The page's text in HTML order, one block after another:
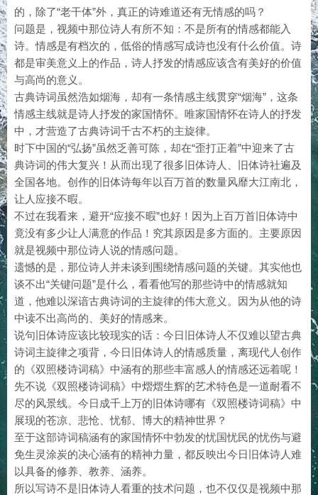
的，除了“老干体”外，真正的诗难道还有无情感的吗？
问题是，视频中那位诗人有所不知：不是所有的情感都能入
诗。情感是有档次的，低俗的情感写成诗也没有什么价值。诗
都是审美意义上的作品，诗人抒发的情感应该含有美好的价值
与高尚的意义。
古典诗词虽然浩如烟海，却有一条情感主线贯穿“烟海”，这条
情感主线就是诗人抒发的家国情怀。唯家国情怀在诗人的抒发
中，才营造了古典诗词千古不朽的主旋律。
时下中国的“弘扬”虽然乏善可陈，却在“歪打正着”中迎来了古
典诗词的伟大复兴！从而出现了很多旧体诗人、旧体诗社遍及
全国各地。创作的旧体诗每年以百万首的数量风靡大江南北，
让人应接不暇。
不过在我看来，避开“应接不暇”也好！因为上百万首旧体诗中
竟没有多少让人满意的作品！究其原因是多方面的。主要原因
就是视频中那位诗人说的情感问题。
遗憾的是，那位诗人并未谈到围绕情感问题的关键。其实他也
谈不出“关键问题”是什么，看看他写的那些诗中的情感就知
道，他难以深谙古典诗词的主旋律的伟大意义。因为从他的诗
中读不出高尚的、美好的情感来。
说句旧体诗应该比较现实的话：今日旧体诗人不仅难以望古典
诗词主旋律之项背，今日旧体诗人的情感质量，离现代人创作
的《双照楼诗词稿》中涵有的那些丰富感人的情感还远着呢！
先不说《双照楼诗词稿》中熠熠生辉的艺术特色是一道耐看不
尽的风景线。今日成千上万的旧体诗哪有《双照楼诗词稿》中
展现的苍凉、悲怆、忧郁、博大的精神世界？
至于这部诗词稿涵有的家国情怀中勃发的忧国忧民的忧伤与避
免生灵涂炭的决心涵有的精神力量，都反映出今日旧体诗人难
以具备的修养、教养、涵养。
所以写诗不是旧体诗人看重的技术问题，也不仅仅是视频中那